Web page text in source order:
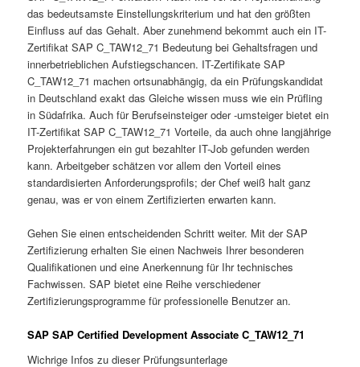
das bedeutsamste Einstellungskriterium und hat den größten
Einfluss auf das Gehalt. Aber zunehmend bekommt auch ein IT-
Zertifikat SAP C_TAW12_71 Bedeutung bei Gehaltsfragen und
innerbetrieblichen Aufstiegschancen. IT-Zertifikate SAP
C_TAW12_71 machen ortsunabhängig, da ein Prüfungskandidat
in Deutschland exakt das Gleiche wissen muss wie ein Prüfling
in Südafrika. Auch für Berufseinsteiger oder -umsteiger bietet ein
IT-Zertifikat SAP C_TAW12_71 Vorteile, da auch ohne langjährige
Projekterfahrungen ein gut bezahlter IT-Job gefunden werden
kann. Arbeitgeber schätzen vor allem den Vorteil eines
standardisierten Anforderungsprofils; der Chef weiß halt ganz
genau, was er von einem Zertifizierten erwarten kann.
Gehen Sie einen entscheidenden Schritt weiter. Mit der SAP
Zertifizierung erhalten Sie einen Nachweis Ihrer besonderen
Qualifikationen und eine Anerkennung für Ihr technisches
Fachwissen. SAP bietet eine Reihe verschiedener
Zertifizierungsprogramme für professionelle Benutzer an.
SAP SAP Certified Development Associate C_TAW12_71
Wichrige Infos zu dieser Prüfungsunterlage